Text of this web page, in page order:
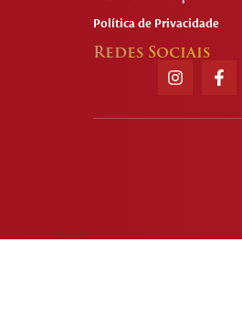
Política de Privacidade
Redes Sociais